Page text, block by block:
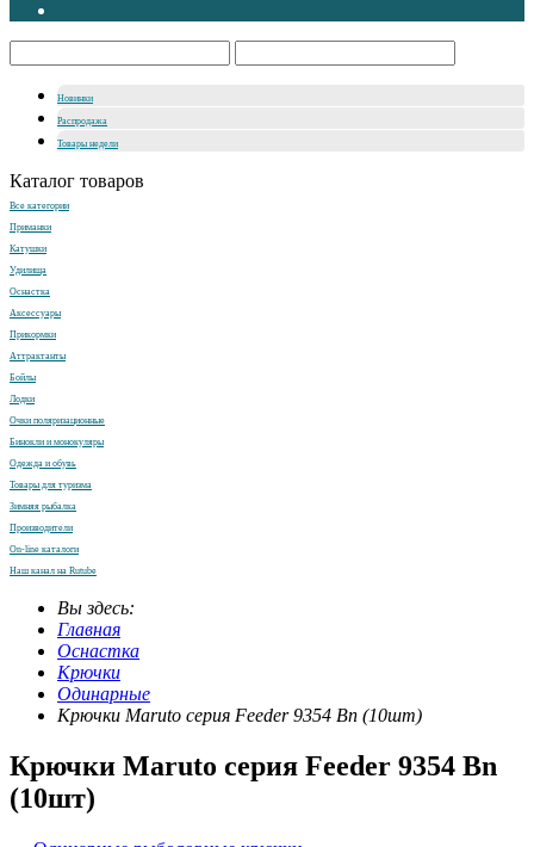
Новинки
Распродажа
Товары недели
Каталог товаров
Все категории
Приманки
Катушки
Удилища
Оснастка
Аксессуары
Прикормки
Аттрактанты
Бойлы
Лодки
Очки поляризационные
Бинокли и монокуляры
Одежда и обувь
Товары для туризма
Зимняя рыбалка
Производители
On-line каталоги
Наш канал на Rutube
Вы здесь:
Главная
Оснастка
Крючки
Одинарные
Крючки Maruto серия Feeder 9354 Bn (10шт)
Крючки Maruto серия Feeder 9354 Bn
(10шт)